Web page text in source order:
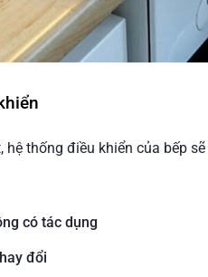
thống điều khiển của bếp sẽ
có tác dụng
đổi